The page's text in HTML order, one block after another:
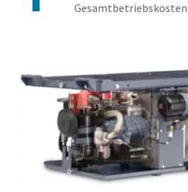
Gesamtbetriebskosten.